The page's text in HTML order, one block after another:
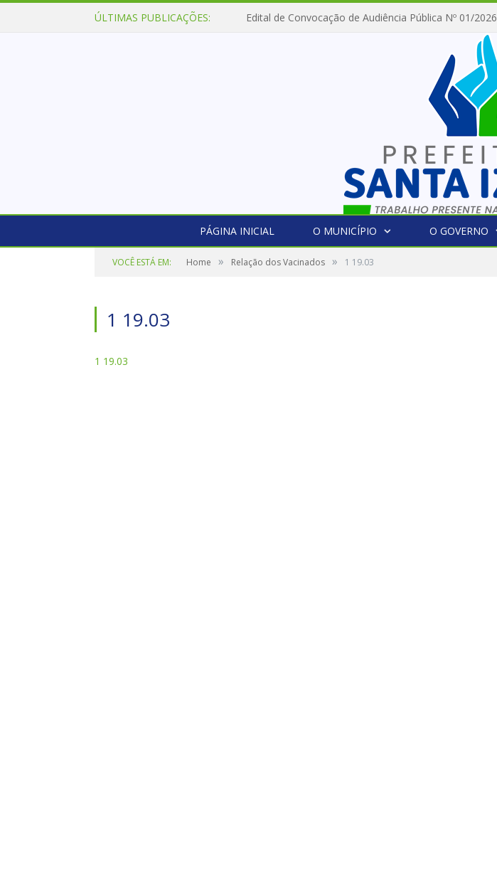
ÚLTIMAS PUBLICAÇÕES: Edital de Convocação de Audiência Pública Nº 01/2026
PÁGINA INICIAL O MUNICÍPIO O GOVERNO
VOCÊ ESTÁ EM: Home » Relação dos Vacinados » 1 19.03
1 19.03
1 19.03